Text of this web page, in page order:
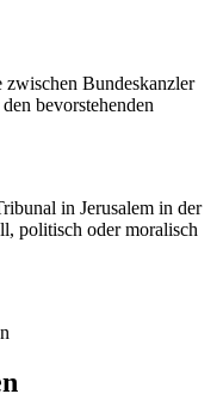
zwischen Bundeskanzler
bevorstehenden
in Jerusalem in der
politisch oder moralisch